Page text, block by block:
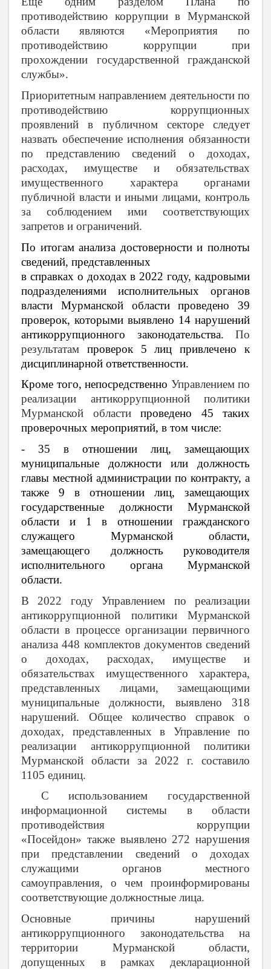
противодействию коррупции в Мурманской
области являются «Мероприятия по
противодействию коррупции при
прохождении государственной гражданской
службы».
Приоритетным направлением деятельности по
противодействию коррупционных
проявлений в публичном секторе следует
назвать обеспечение исполнения обязанности
по представлению сведений о доходах,
расходах, имуществе и обязательствах
имущественного характера органами
публичной власти и иными лицами, контроль
за соблюдением ими соответствующих
запретов и ограничений.
По итогам анализа достоверности и полноты
сведений, представленных
в справках о доходах в 2022 году, кадровыми
подразделениями исполнительных органов
власти Мурманской области проведено 39
проверок, которыми выявлено 14 нарушений
антикоррупционного законодательства. По
результатам проверок 5 лиц привлечено к
дисциплинарной ответственности.
Кроме того, непосредственно Управлением по
реализации антикоррупционной политики
Мурманской областипроведено 45 таких
проверочных мероприятий, в том числе:
- 35 в отношении лиц, замещающих
муниципальные должности или должность
главы местной администрации по контракту, а
также 9 в отношении лиц, замещающих
государственные должности Мурманской
области и 1 в отношении гражданского
служащего Мурманской области,
замещающего должность руководителя
исполнительного органа Мурманской
области.
В 2022 году Управлением по реализации
антикоррупционной политики Мурманской
области в процессе организации первичного
анализа 448 комплектов документов сведений
о доходах, расходах, имуществе и
обязательствах имущественного характера,
представленных лицами, замещающими
муниципальные должности, выявлено 318
нарушений. Общее количество справок о
доходах, представленных в Управление по
реализации антикоррупционной политики
Мурманской области за 2022 г. составило
1105 единиц.
С использованием государственной
информационной системы в области
противодействия коррупции
«Посейдон» также выявлено 272 нарушения
при представлении сведений о доходах
служащими органов местного
самоуправления, о чем проинформированы
соответствующие должностные лица.
Основные причины нарушений
антикоррупционного законодательства на
территории Мурманской области,
допущенных в рамках декларационной